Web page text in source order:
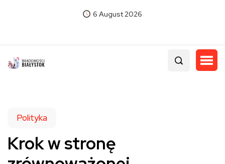
6 August 2026
Polityka
Krok w stronę